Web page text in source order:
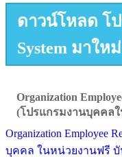
ดาวน์โหลด โ
System มาให
Organization
(โปรแกรมงานบุคคล
Organization Employee
บุคคล ในหน่วยงานฟรี